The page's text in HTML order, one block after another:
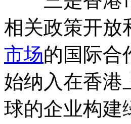
相关政策开放
市场的国际合
始纳入在香港
球的企业构建